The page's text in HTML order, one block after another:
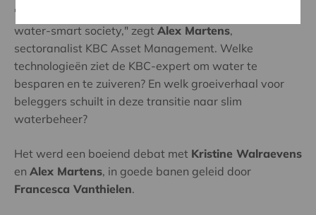
"Europa ambieert duidelijk een evolutie naar een
water-smart society," zegt Alex Martens,
sectoranalist KBC Asset Management. Welke
technologieën ziet de KBC-expert om water te
besparen en te zuiveren? En welk groeiverhaal voor
beleggers schuilt in deze transitie naar slim
waterbeheer?
Het werd een boeiend debat met Kristine Walraevens
en Alex Martens, in goede banen geleid door
Francesca Vanthielen.